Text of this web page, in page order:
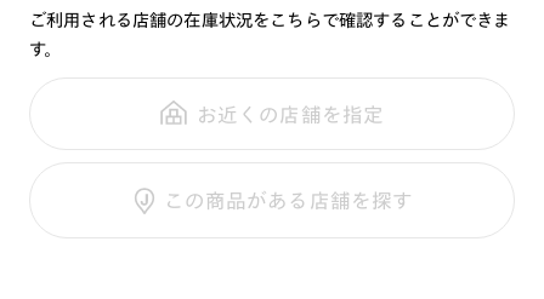
[紫外線透過率]
0.1%以下
[可視光線透過率]
91%
※レンズ交換不可
サイズ： 52□19-150○36
重さ：
スタイル： リムレス
シリーズ：
性別：
鼻パッド： クリングスタイプ
ご利用される店舗の在庫状況をこちらで確認することができま
す。
お近くの店舗を指定
この商品がある店舗を探す